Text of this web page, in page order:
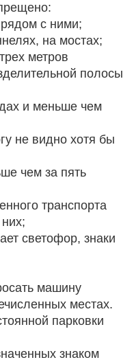
с ними;
на мостах;
метров
полосы
и меньше чем
не видно хотя бы
чем за пять
транспорта
светофор, знаки
машину
местах.
парковки
знаком